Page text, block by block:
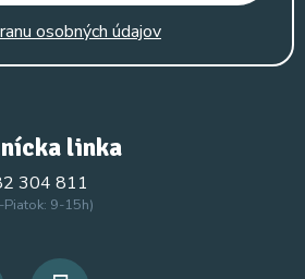
osobných údajov
linka
304 811
9-15h)